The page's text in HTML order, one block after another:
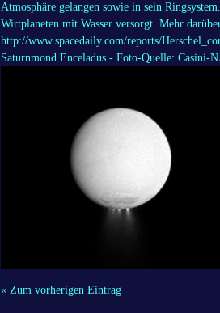
Atmosphäre gelangen sowie in sein
Wirtplaneten mit Wasser versorgt. Mehr
http://www.spacedaily.com/reports/
Saturnmond Enceladus - Foto-Quelle: Casini-
« Zum vorherigen Eintrag